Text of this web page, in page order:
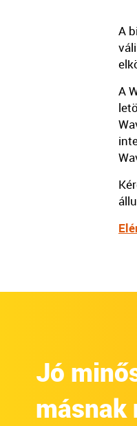
A
A
Jó
másnak